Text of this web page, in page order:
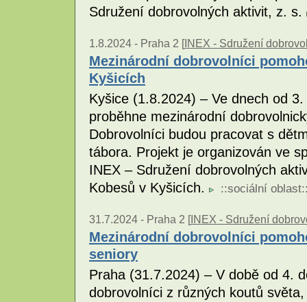
Sdružení dobrovolných aktivit, z. s.
1.8.2024 - Praha 2 [INEX - Sdružení
Mezinárodní dobrovolníci
Kyšicích
Kyšice (1.8.2024) – Ve dnech od
proběhne mezinárodní
Dobrovolníci budou pracovat s
tábora. Projekt je organizován ve
INEX – Sdružení dobrovolných
Kobesů v Kyšicích.
::sociální oblast
31.7.2024 - Praha 2 [INEX - Sdružení
Mezinárodní dobrovolníci
seniory
Praha (31.7.2024) – V době od 4.
dobrovolníci z různých koutů